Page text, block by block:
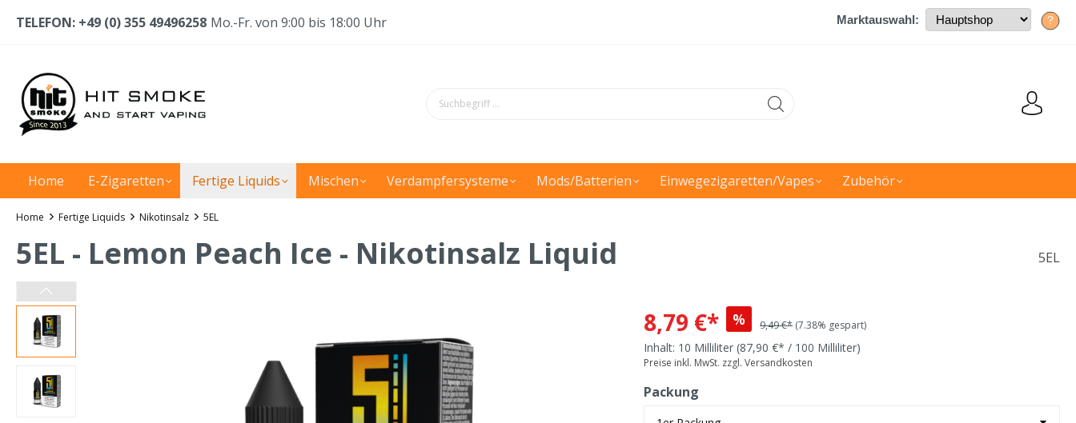
TELEFON: +49 (0) 355 49496258 Mo.-Fr. von 9:00 bis 18:00 Uhr Marktauswahl: ?
Home E-Zigaretten Fertige Liquids Mischen Verdampfersysteme Mods/Batterien Einwegezigaretten/Vapes Zubehör
Home Fertige Liquids Nikotinsalz 5EL
5EL - Lemon Peach Ice - Nikotinsalz Liquid 5EL
8,79 €* % 9,49 €* (7.38% gespart)
Inhalt: 10 Milliliter (87,90 €* / 100 Milliliter)
Preise inkl. MwSt. zzgl. Versandkosten
Packung